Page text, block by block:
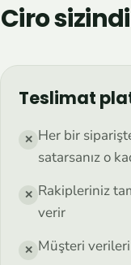
Ciro
Teslimat
✕ Her bir
satarsanız o
✕ Rakipleriniz
verir
✕ Müşteri